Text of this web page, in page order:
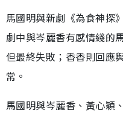
馬國明與新劇《為食神探
劇中與岑麗香有感情綫的
但最終失敗；香香則回應
常。
馬國明與岑麗香、黃心穎